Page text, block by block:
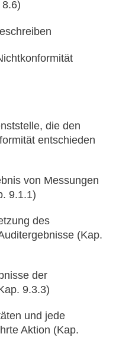
die den
entschieden
von Messungen
9.1.1)
des
(Kap.
der
9.3.3)
und jede
Aktion (Kap.